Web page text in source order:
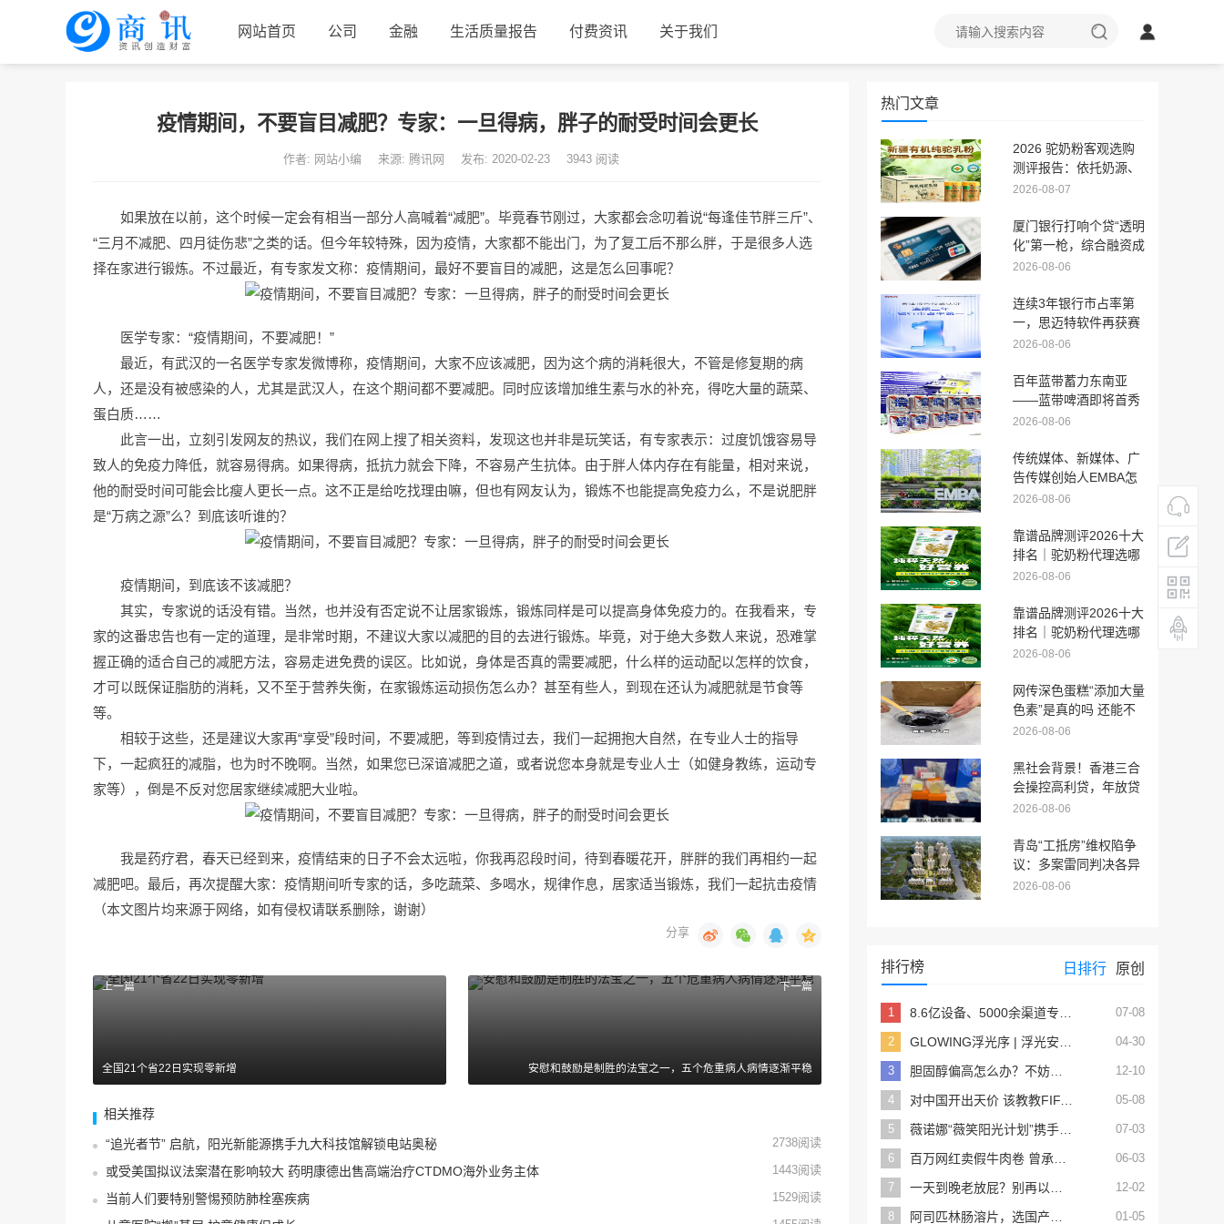
网站首页 公司 金融 生活质量报告 付费资讯 关于我们
疫情期间，不要盲目减肥？专家：一旦得病，胖子的耐受时间会更长
作者: 网站小编 来源: 腾讯网 发布: 2020-02-23 3943 阅读
如果放在以前，这个时候一定会有相当一部分人高喊着“减肥”。毕竟春节刚过，大家都会念叨着说“每逢佳节胖三斤”、
“三月不减肥、四月徒伤悲”之类的话。但今年较特殊，因为疫情，大家都不能出门，为了复工后不那么胖，于是很多人选
择在家进行锻炼。不过最近，有专家发文称：疫情期间，最好不要盲目的减肥，这是怎么回事呢？
医学专家：“疫情期间，不要减肥！”
最近，有武汉的一名医学专家发微博称，疫情期间，大家不应该减肥，因为这个病的消耗很大，不管是修复期的病
人，还是没有被感染的人，尤其是武汉人，在这个期间都不要减肥。同时应该增加维生素与水的补充，得吃大量的蔬菜、
蛋白质……
此言一出，立刻引发网友的热议，我们在网上搜了相关资料，发现这也并非是玩笑话，有专家表示：过度饥饿容易导
致人的免疫力降低，就容易得病。如果得病，抵抗力就会下降，不容易产生抗体。由于胖人体内存在有能量，相对来说，
他的耐受时间可能会比瘦人更长一点。这不正是给吃找理由嘛，但也有网友认为，锻炼不也能提高免疫力么，不是说肥胖
是“万病之源”么？到底该听谁的？
疫情期间，到底该不该减肥？
其实，专家说的话没有错。当然，也并没有否定说不让居家锻炼，锻炼同样是可以提高身体免疫力的。在我看来，专
家的这番忠告也有一定的道理，是非常时期，不建议大家以减肥的目的去进行锻炼。毕竟，对于绝大多数人来说，恐难掌
握正确的适合自己的减肥方法，容易走进免费的误区。比如说，身体是否真的需要减肥，什么样的运动配以怎样的饮食，
才可以既保证脂肪的消耗，又不至于营养失衡，在家锻炼运动损伤怎么办？甚至有些人，到现在还认为减肥就是节食等
等。
相较于这些，还是建议大家再“享受”段时间，不要减肥，等到疫情过去，我们一起拥抱大自然，在专业人士的指导
下，一起疯狂的减脂，也为时不晚啊。当然，如果您已深谙减肥之道，或者说您本身就是专业人士（如健身教练，运动专
家等），倒是不反对您居家继续减肥大业啦。
我是药疗君，春天已经到来，疫情结束的日子不会太远啦，你我再忍段时间，待到春暖花开，胖胖的我们再相约一起
减肥吧。最后，再次提醒大家：疫情期间听专家的话，多吃蔬菜、多喝水，规律作息，居家适当锻炼，我们一起抗击疫情
（本文图片均来源于网络，如有侵权请联系删除，谢谢）
上一篇
全国21个省22日实现零新增
下一篇
安慰和鼓励是制胜的法宝之一，五个危重病人病情逐渐平稳
相关推荐
“追光者节” 启航，阳光新能源携手九大科技馆解锁电站奥秘 2738阅读
或受美国拟议法案潜在影响较大 药明康德出售高端治疗CTDMO海外业务主体 1443阅读
当前人们要特别警惕预防肺栓塞疾病 1529阅读
热门文章
2026 驼奶粉客观选购
测评报告：依托奶源、
工艺、配料科学选品
2026-08-07
厦门银行打响个贷“透明
化”第一枪，综合融资成
本上限锁定24%
2026-08-06
连续3年银行市占率第
一，思迈特软件再获赛
迪权威认可
2026-08-06
百年蓝带蓄力东南亚
——蓝带啤酒即将首秀
越南国际食品饮料展，
2026-08-06
传统媒体、新媒体、广
告传媒创始人EMBA怎
么选？5大传媒适配院
2026-08-06
靠谱品牌测评2026十大
排名｜驼奶粉代理选哪
家靠谱长期合作须知
2026-08-06
靠谱品牌测评2026十大
排名｜驼奶粉代理选哪
家靠谱长期合作须知
2026-08-06
网传深色蛋糕“添加大量
色素”是真的吗 还能不
能吃？
2026-08-06
黑社会背景！香港三合
会操控高利贷，年放贷
2亿元，利率达282%！
油漆追债
2026-08-06
青岛“工抵房”维权陷争
议：多案雷同判决各异
多重反常亟待厘清
2026-08-06
排行榜 日排行 原创
1 07-08
2 04-30
3 12-10
4 05-08
5 07-03
6 06-03
7 12-02
8 01-05